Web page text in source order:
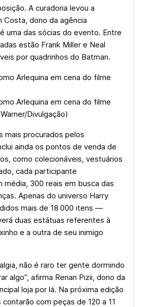
A curadoria levou a
Costa, dono da agência
uma das sócias do evento. Entre
estão Frank Miller e Neal
por quadrinhos do Batman.
Arlequina em cena do filme
Arlequina em cena do filme
Divulgação)
mais procurados pelos
ainda os pontos de venda de
como colecionáveis, vestuários
cada participante
média, 300 reais em busca das
Apenas do universo Harry
mais de 18 000 itens —
duas estátuas referentes à
e a outra de seu inimigo
não é raro ter gente dormindo
algo”, afirma Renan Pizii, dono da
loja por lá. Na próxima edição
com peças de 120 a 11